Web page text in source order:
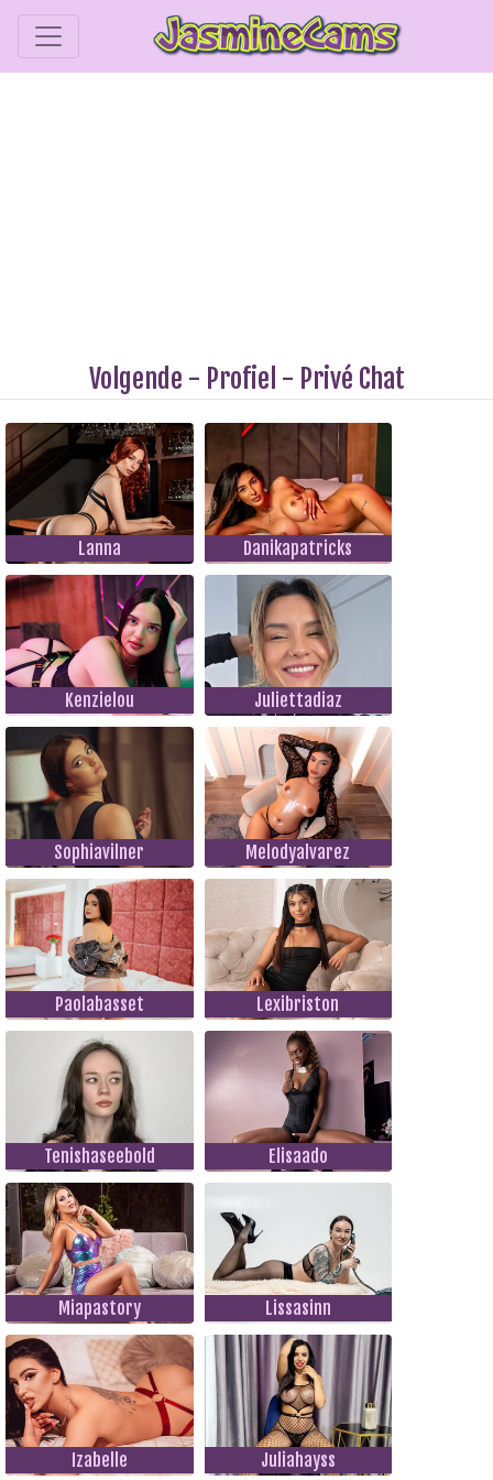
Volgende - Profiel - Privé Chat
Lanna Danikapatricks
Kenzielou Juliettadiaz
Sophiavilner Melodyalvarez
Paolabasset Lexibriston
Tenishaseebold Elisaado
Miapastory Lissasinn
Izabelle Juliahayss